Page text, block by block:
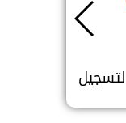
اضغط هنا